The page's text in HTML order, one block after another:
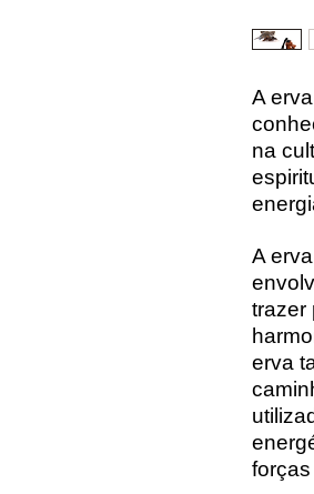
A
na
A
trazer
erva